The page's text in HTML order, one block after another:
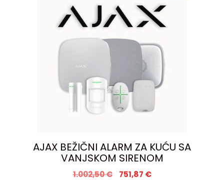
AJAX BEŽIČNI ALARM ZA KUĆU SA
VANJSKOM SIRENOM
1.002,50€ 751,87 €